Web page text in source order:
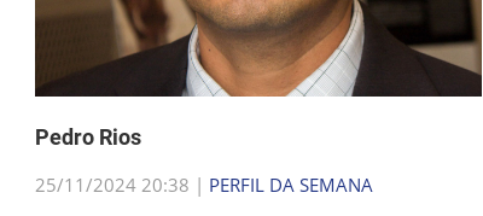
Pedro Rios
25/11/2024 20:38 | PERFIL DA SEMANA